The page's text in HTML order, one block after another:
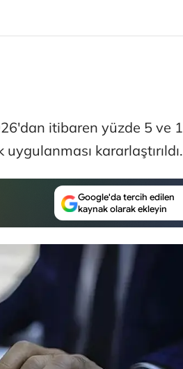
itibaren yüzde 5 ve 1
kararlaştırıldı.
Google'da tercih edilen
kaynak olarak ekleyin